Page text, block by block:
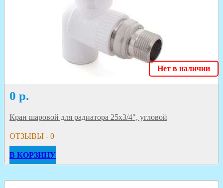
Нет в наличии
0 р.
Кран шаровой для радиатора 25х3/4", угловой
ОТЗЫВЫ - 0
В КОРЗИНУ